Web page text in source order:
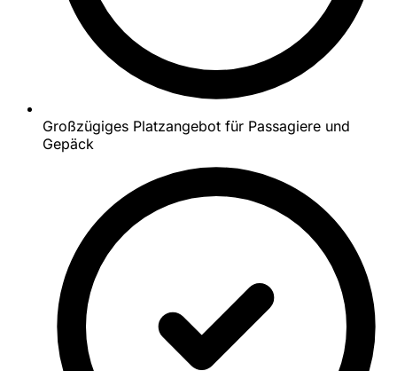
Großzügiges Platzangebot für Passagiere und
Gepäck